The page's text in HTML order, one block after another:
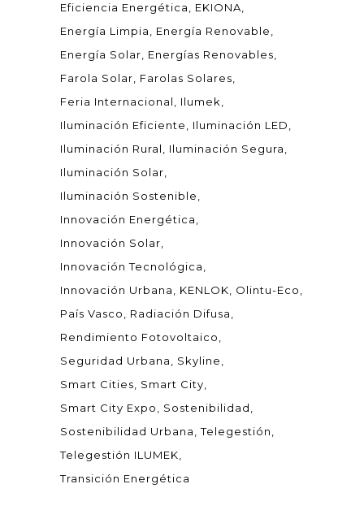
Eficiencia Energética
EKIONA
Energía Limpia
Energía Renovable
Energía Solar
Energías Renovables
Farola Solar
Farolas Solares
Feria Internacional
Ilumek
Iluminación Eficiente
Iluminación LED
Iluminación Rural
Iluminación Segura
Iluminación Solar
Iluminación Sostenible
Innovación Energética
Innovación Solar
Innovación Tecnológica
Innovación Urbana
KENLOK
Olintu-Eco
País Vasco
Radiación Difusa
Rendimiento Fotovoltaico
Seguridad Urbana
Skyline
Smart Cities
Smart City
Smart City Expo
Sostenibilidad
Sostenibilidad Urbana
Telegestión
Telegestión ILUMEK
Transición Energética